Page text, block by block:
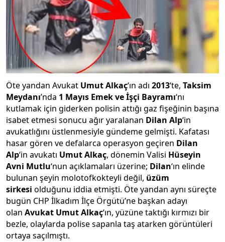
Öte yandan Avukat Umut Alkaç‘ın adı 2013‘te, Taksim
Meydanı’nda 1 Mayıs Emek veİşçi Bayramı‘nı
kutlamak için giderken polisin attığı gaz fişeğinin başına
isabet etmesi sonucu ağır yaralanan Dilan Alp‘in
avukatlığını üstlenmesiyle gündeme gelmişti. Kafatası
hasar gören ve defalarca operasyon geçiren Dilan
Alp‘in avukatı Umut Alkaç, dönemin Valisi Hüseyin
Avni Mutlu‘nun açıklamaları üzerine; Dilan‘ın elinde
bulunan şeyin molotofkokteyli değil, üzüm
sirkesi olduğunu iddia etmişti. Öte yandan aynı süreçte
bugün CHP İlkadım İlçe Örgütü’ne başkan adayı
olan Avukat Umut Alkaç‘ın, yüzüne taktığı kırmızı bir
bezle, olaylarda polise sapanla taş atarken görüntüleri
ortaya saçılmıştı.